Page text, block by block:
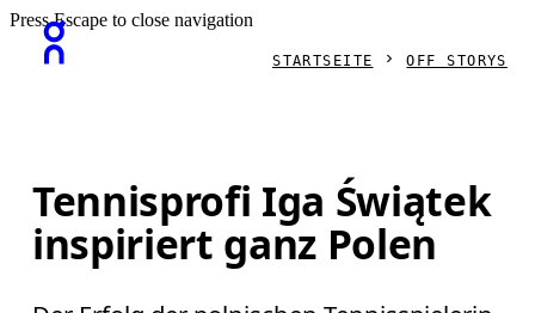
Press Escape to close navigation
STARTSEITE OFF STORYS
Tennisprofi Iga Świątek
inspiriert ganz Polen